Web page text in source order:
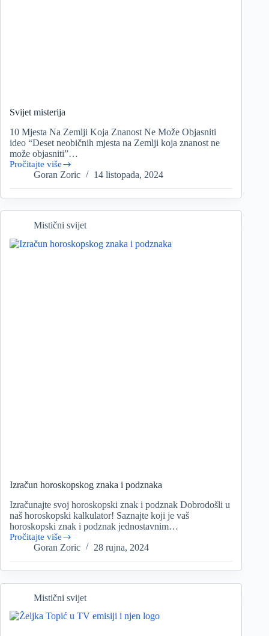
Svijet misterija
10 Mjesta Na Zemlji Koja Znanost Ne Može Objasniti
ideo “Deset neobičnih mjesta na Zemlji koja znanost ne
može objasniti”…
Pročitajte više
Svijet
misterijaGoran Zoric 14 listopada, 2024
Mistični svijet
Izračun horoskopskog znaka i podznaka
Izračunajte svoj horoskopski znak i podznak Dobrodošli u
naš horoskopski kalkulator! Saznajte koji je vaš
horoskopski znak i podznak jednostavnim…
Pročitajte više
Izračun
horoskopskog
znaka
i
podznaka
Goran Zoric 28 rujna, 2024
Mistični svijet